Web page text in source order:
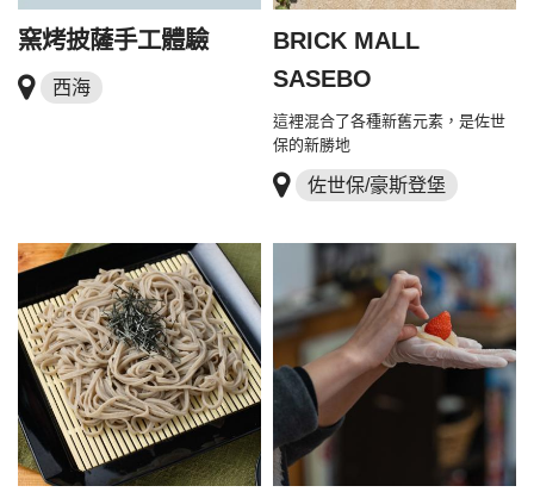
窯烤披薩手工體驗
西海
BRICK MALL
SASEBO
這裡混合了各種新舊元素，是佐世
保的新勝地
佐世保/豪斯登堡